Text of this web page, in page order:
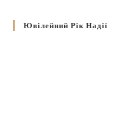
Ювілейний Рік Надії